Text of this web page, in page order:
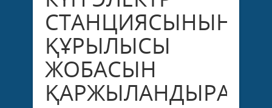
СТАНЦИЯСЫНЫҢ
ҚҰРЫЛЫСЫ
ЖОБАСЫН
ҚАРЖЫЛАНДЫРАДЫ